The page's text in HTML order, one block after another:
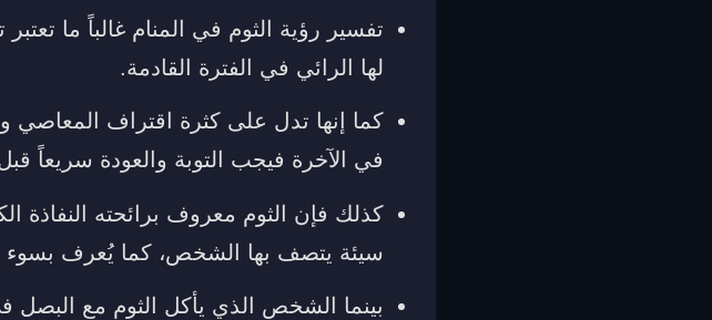
تفسير رؤية الثوم في المنام غالباً ما
لها الرائي في الفترة القادمة.
كما إنها تدل على كثرة اقتراف المعاصي
في الآخرة فيجب التوبة والعودة سريعاً
كذلك فإن الثوم معروف برائحته النفاذة
سيئة يتصف بها الشخص، كما يُعرف بسوء
بينما الشخص الذي يأكل الثوم مع